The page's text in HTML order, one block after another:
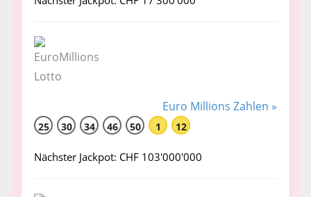
Euro Millions Zahlen »
25 30 34 46 50 1 12
Nächster Jackpot: CHF 103'000'000